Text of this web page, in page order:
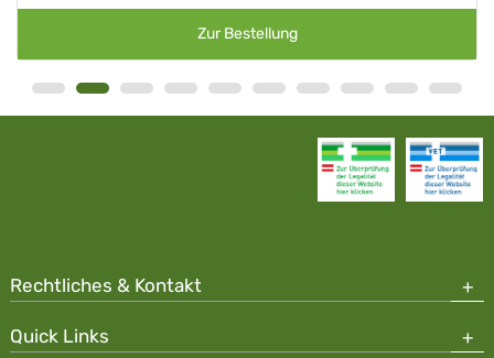
Zur Bestellung
Rechtliches & Kontakt
Quick Links